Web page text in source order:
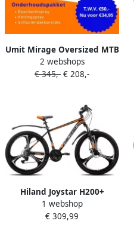
Umit Mirage Oversized MTB
27.5 Inch 50 cm Unisex 21V
V Brakes Zwart Oranje
2 webshops
€ 345,- € 208,-
Hiland Joystar H200+
Mountainbike Unisex 26
inch Framemaat 43 cm
1 webshop
€ 309,99